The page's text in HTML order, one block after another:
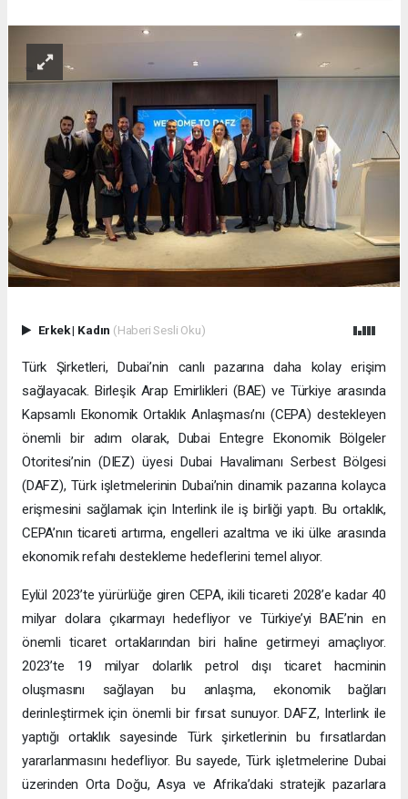
Erkek| Kadın (Haberi Sesli Oku)
Türk Şirketleri, Dubai’nin canlı pazarına daha kolay erişim
sağlayacak. Birleşik Arap Emirlikleri (BAE) ve Türkiye arasında
Kapsamlı Ekonomik Ortaklık Anlaşması’nı (CEPA) destekleyen
önemli bir adım olarak, Dubai Entegre Ekonomik Bölgeler
Otoritesi’nin (DIEZ) üyesi Dubai Havalimanı Serbest Bölgesi
(DAFZ), Türk işletmelerinin Dubai’nin dinamik pazarına kolayca
erişmesini sağlamak için Interlink ile iş birliği yaptı. Bu ortaklık,
CEPA’nın ticareti artırma, engelleri azaltma ve iki ülke arasında
ekonomik refahı destekleme hedeflerini temel alıyor.
Eylül 2023’te yürürlüğe giren CEPA, ikili ticareti 2028’e kadar 40
milyar dolara çıkarmayı hedefliyor ve Türkiye’yi BAE’nin en
önemli ticaret ortaklarından biri haline getirmeyi amaçlıyor.
2023’te 19 milyar dolarlık petrol dışı ticaret hacminin
oluşmasını sağlayan bu anlaşma, ekonomik bağları
derinleştirmek için önemli bir fırsat sunuyor. DAFZ, Interlink ile
yaptığı ortaklık sayesinde Türk şirketlerinin bu fırsatlardan
yararlanmasını hedefliyor. Bu sayede, Türk işletmelerine Dubai
üzerinden Orta Doğu, Asya ve Afrika’daki stratejik pazarlara